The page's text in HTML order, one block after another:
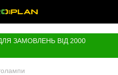
ЗАМОВЛЕНЬ ВІД 2000